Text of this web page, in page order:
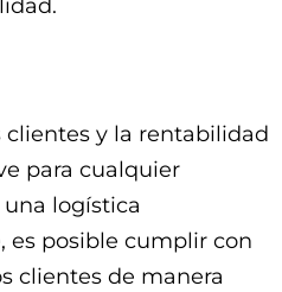
clientes y la rentabilidad
para cualquier
logística
es posible cumplir con
clientes de manera